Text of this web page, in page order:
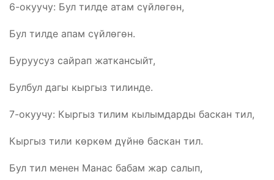
6-окуучу: Бул тилде атам сүйлөгөн,
Бул тилде апам сүйлөгөн.
Буруусуз сайрап жаткансыйт,
Булбул дагы кыргыз тилинде.
7-окуучу: Кыргыз тилим кылымдарды баскан тил,
Кыргыз тили көркөм дүйнө баскан тил.
Бул тил менен Манас бабам жар салып,